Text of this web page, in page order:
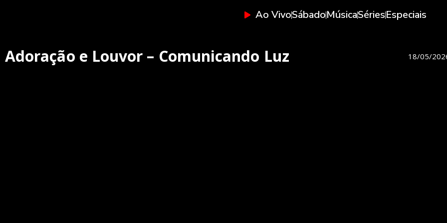
Ao VivoSábadoMúsicaSériesEspeciais
Adoração e Louvor – Comunicando Luz 18/05/